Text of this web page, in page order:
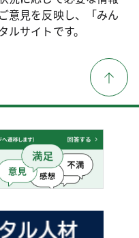
意見を反映し、「みん
サイトです。